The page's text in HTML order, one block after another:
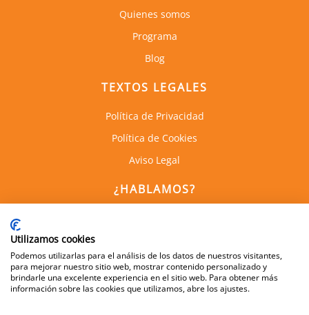
Quienes somos
Programa
Blog
TEXTOS LEGALES
Política de Privacidad
Política de Cookies
Aviso Legal
¿HABLAMOS?
600 505 083
Utilizamos cookies
Podemos utilizarlas para el análisis de los datos de nuestros visitantes,
para mejorar nuestro sitio web, mostrar contenido personalizado y
brindarle una excelente experiencia en el sitio web. Para obtener más
información sobre las cookies que utilizamos, abre los ajustes.